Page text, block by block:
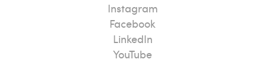
Instagram
Facebook
LinkedIn
YouTube